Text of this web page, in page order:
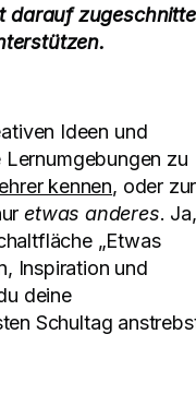
darauf
Ideen und
zu
kennen, oder zur
etwas anderes. Ja,
„Etwas
Inspiration und
deine
Schultag